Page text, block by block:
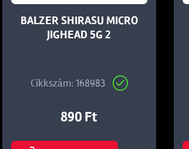
BALZER SHIRASU MICRO
JIGHEAD 5G 2
Cikkszám: 168983
890 Ft